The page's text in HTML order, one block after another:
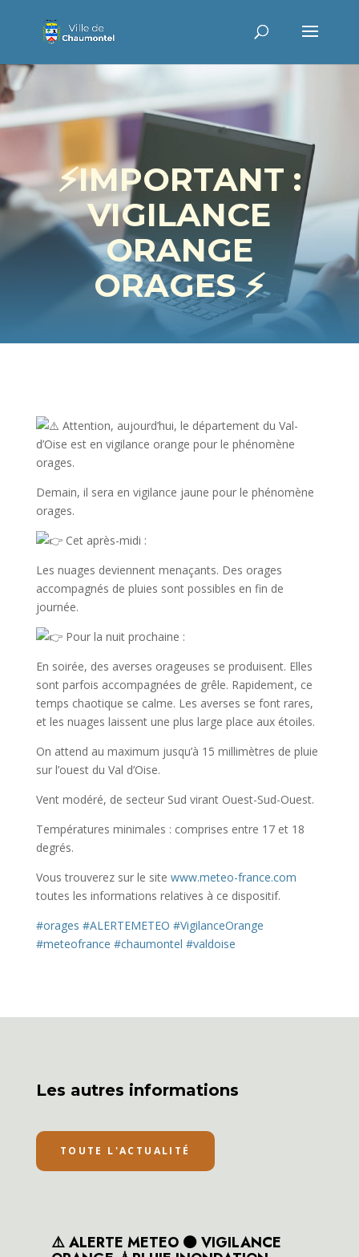
⚡IMPORTANT :
VIGILANCE
ORANGE
ORAGES ⚡
Attention, aujourd’hui, le département du Val-
d’Oise est en vigilance orange pour le phénomène
orages.
Demain, il sera en vigilance jaune pour le phénomène
orages.
Cet après-midi :
Les nuages deviennent menaçants. Des orages
accompagnés de pluies sont possibles en fin de
journée.
Pour la nuit prochaine :
En soirée, des averses orageuses se produisent. Elles
sont parfois accompagnées de grêle. Rapidement, ce
temps chaotique se calme. Les averses se font rares,
et les nuages laissent une plus large place aux étoiles.
On attend au maximum jusqu’à 15 millimètres de pluie
sur l’ouest du Val d’Oise.
Vent modéré, de secteur Sud virant Ouest-Sud-Ouest.
Températures minimales : comprises entre 17 et 18
degrés.
Vous trouverez sur le site www.meteo-france.com
toutes les informations relatives à ce dispositif.
#orages #ALERTEMETEO #VigilanceOrange
#meteofrance #chaumontel #valdoise
Les autres informations
TOUTE L'ACTUALITÉ
⚠️ ALERTE METEO 🟠 VIGILANCE